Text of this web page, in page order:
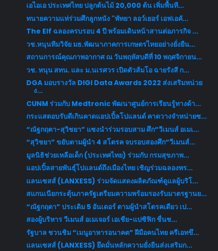
เอไอเอ ประเทศไทย ปลูกต้นไม้ 20,000 ต้น เพิ่มพื้นที...
ทนายความแห่ร่วมศึกลูกหนัง "พัทยา ลอว์เยอร์ เอฟเอคั...
The Elf ฉลองครบรอบ 4 ปี พร้อมเดินหน้าสานต่อภารกิจ ...
วช.หนุนทีมวิจัย มธ.พัฒนาภาคการเกษตรไทยอย่างยั่งยืน...
สถานการณ์คุณภาพอากาศ ณ วันพฤหัสบดีที่ 10 พฤศจิกายน...
วช. หนุน สทน. และ ม.นเรศวร เปิดตัวส้มโอ ฉายรังสี ก...
DGA มอบรางวัล DIGI Data Awards 2022 ส่งเสริมหน่วย
ง...
CUNM ร่วมกับ Medtronic พัฒนาศูนย์การเรียนรู้ทางด้า...
กระแสตอบรับดีเกินคาดแอปเปิ้ลโปแลนด์ คาดวางจำหน่ายซ...
“ณัฐกฤตา-สุวิชยา” แซงนำร่วมรอบสาม ศึก“วีเมนส์ อเมเ...
“สุวิชยา” ขยับตามผู้นำ 4 สโตรค จบรอบสองศึก“วีเมนส์...
มูลนิธิช่วยเหลือเด็ก (ประเทศไทย) ร่วมกับ กรมสุขภาพ...
แอปเปิ้ลสายพันธุ์โปแลนด์ถึงเมืองไทย เชิญร่วมฉลองพร...
แลนเซสส์ (LANXESS) ร่วมจัดแสดงผลิตภัณฑ์ดูแลผู้บริโ...
สแกนเนียกระตุ้นภาครัฐเตรียมความพร้อมรองรับมาตรฐานย...
“ณัฐกฤตา” ประเดิม 5 อันเดอร์ ตามผู้นำสโตรคเดียว เป...
สองผู้บริหาร วีเมนส์ อเมเจอร์ เอเชีย-แปซิฟิก ชื่นช...
รัฐบาล ชวนชิม “เมนูอาหารอนาคต” ฝีมือคนไทย ครีเอทขึ...
แลนเซสส์ (LANXESS) ยึดมั่นหลักความยั่งยืนส่งเสริมก...